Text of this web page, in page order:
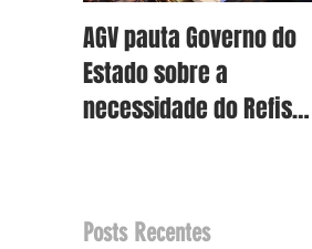
AGV pauta Governo do
Estado sobre a
necessidade do Refis
Posts Recentes